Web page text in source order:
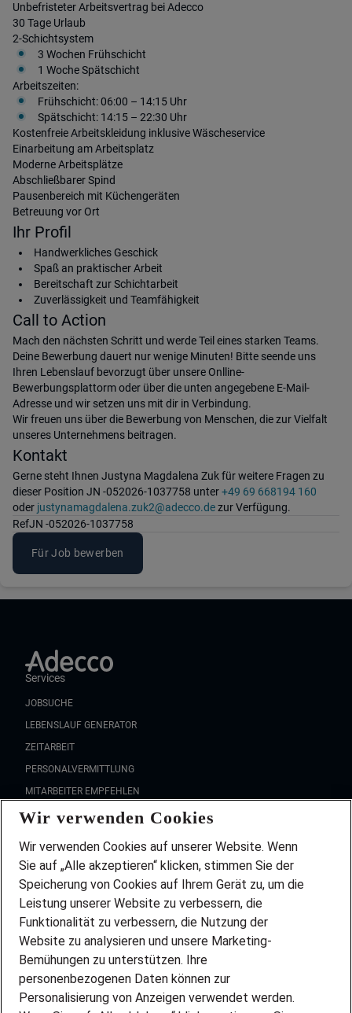
Unbefristeter Arbeitsvertrag bei Adecco
30 Tage Urlaub
2-Schichtsystem
3 Wochen Frühschicht
1 Woche Spätschicht
Arbeitszeiten:
Frühschicht: 06:00 – 14:15 Uhr
Spätschicht: 14:15 – 22:30 Uhr
Kostenfreie Arbeitskleidung inklusive Wäscheservice
Einarbeitung am Arbeitsplatz
Moderne Arbeitsplätze
Abschließbarer Spind
Pausenbereich mit Küchengeräten
Betreuung vor Ort
Ihr Profil
Handwerkliches Geschick
Spaß an praktischer Arbeit
Bereitschaft zur Schichtarbeit
Zuverlässigkeit und Teamfähigkeit
Call to Action
Mach den nächsten Schritt und werde Teil eines starken Teams.
Deine Bewerbung dauert nur wenige Minuten! Bitte seende uns
Ihren Lebenslauf bevorzugt über unsere Onlline-
Bewerbungsplattorm oder über die unten angegebene E-Mail-
Adresse und wir setzen uns mit dir in Verbindung.
Wir freuen uns über die Bewerbung von Menschen, die zur Vielfalt
unseres Unternehmens beitragen.
Kontakt
Gerne steht Ihnen Justyna Magdalena Zuk für weitere Fragen zu
dieser Position JN -052026-1037758 unter+49 69 668194 160
oder justynamagdalena.zuk2@adecco.dezur Verfügung.
RefJN -052026-1037758
Für Job bewerben
Services
JOBSUCHE
LEBENSLAUF GENERATOR
ZEITARBEIT
PERSONALVERMITTLUNG
MITARBEITER EMPFEHLEN
FAQ
Wir stellen ein!
DEINE BERUFSGRUPPE
DEINE LEBENSSITUATION
PARTNERSHIP WITH AIRBUS
INITIATIV BEWERBEN
ÜBER UNS
STANDORTE
Wir verwenden Cookies
Wir verwenden Cookies auf unserer Website. Wenn
Sie auf „Alle akzeptieren“ klicken, stimmen Sie der
Speicherung von Cookies auf Ihrem Gerät zu, um die
Leistung unserer Website zu verbessern, die
Funktionalität zu verbessern, die Nutzung der
Website zu analysieren und unsere Marketing-
Bemühungen zu unterstützen. Ihre
personenbezogenen Daten können zur
Personalisierung von Anzeigen verwendet werden.